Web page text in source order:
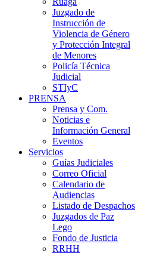
Juzgado de
Instrucción de
Violencia de Género
y Protección Integral
de Menores
Policía Técnica
Judicial
STIyC
PRENSA
Prensa y Com.
Noticias e
Información General
Eventos
Servicios
Guías Judiciales
Correo Oficial
Calendario de
Audiencias
Listado de Despachos
Juzgados de Paz
Lego
Fondo de Justicia
RRHH